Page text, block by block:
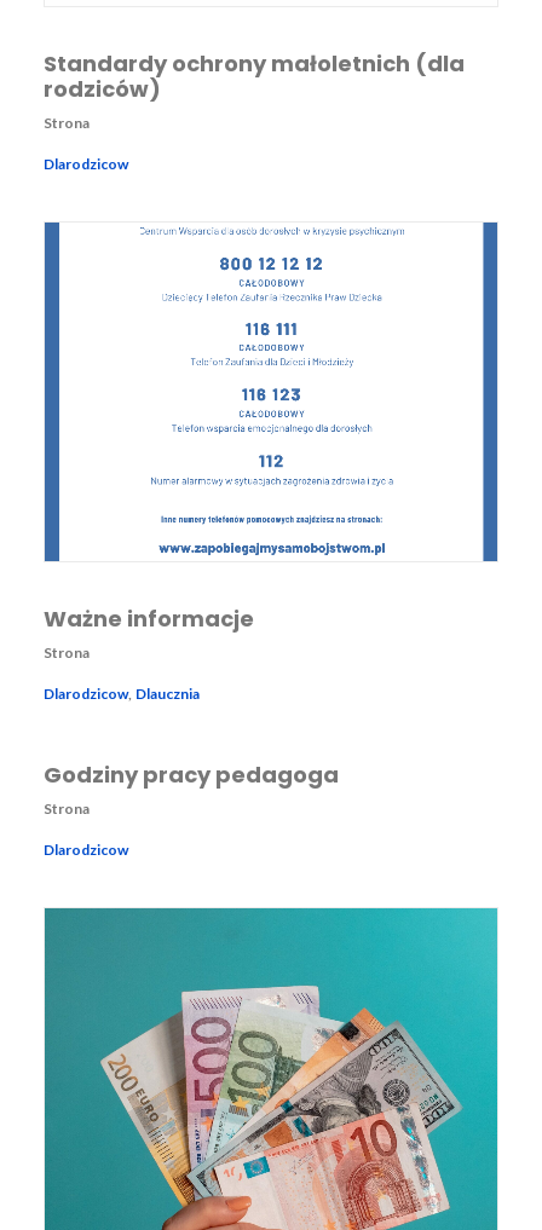
Standardy ochrony małoletnich (dla
rodziców)
Strona
Dlarodzicow
Ważne informacje
Strona
Dlarodzicow, Dlaucznia
Godziny pracy pedagoga
Strona
Dlarodzicow